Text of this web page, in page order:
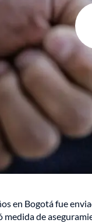
en Bogotá fue
medida de